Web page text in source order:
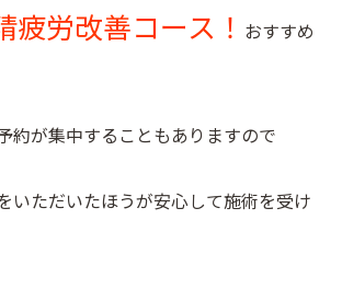
疲労改善コース！ おすすめ
約が集中することもありますので
いただいたほうが安心して施術を受け